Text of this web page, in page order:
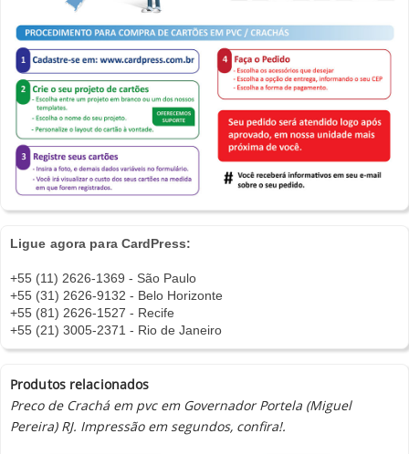
Ligue agora para CardPress:
+55 (11) 2626-1369 - São Paulo
+55 (31) 2626-9132 - Belo Horizonte
+55 (81) 2626-1527 - Recife
+55 (21) 3005-2371 - Rio de Janeiro
Produtos relacionados
Preco de Crachá em pvc em Governador Portela (Miguel
Pereira) RJ. Impressão em segundos, confira!.